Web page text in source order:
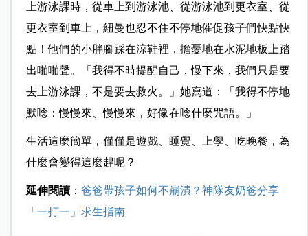
上游泳課時，從車上到游泳池、從游泳池到更衣室、從
更衣室到車上，紐曼也忍不住不停地催促孩子們快點快
點！他們的小胖腳踩在涼鞋裡，擔憂地在水泥地板上踏
出啪啪聲。「我得不時提醒自己，慢下來，我們只是要
去上游泳課，不是要去救火。」她寫道：「我得不停地
默唸：慢慢來、慢慢來，好像在唸什麼咒語。」
生活這麼簡單，僅僅是遊戲、睡覺、上學、吃晚餐，為
什麼會變得這麼趕呢？
延伸閱讀： 爸爸帶孩子如何不崩潰？神隊友奶爸分享
「一打一」求生指南